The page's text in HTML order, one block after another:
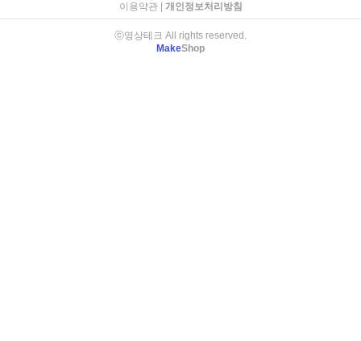
이용약관| 개인정보처리방침
ⓒ영상테크 All rights reserved.
MakeShop